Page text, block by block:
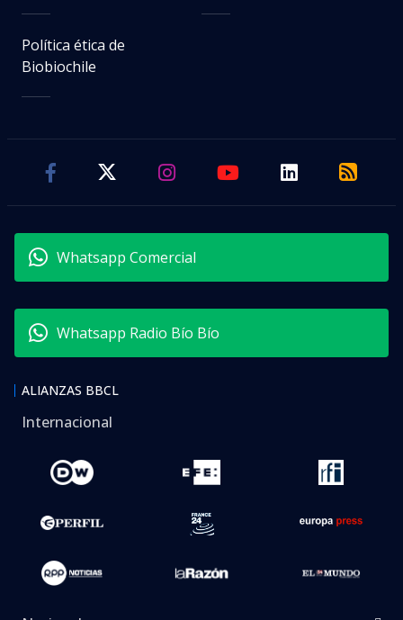
Política ética de
Biobiochile
Whatsapp Comercial
Whatsapp Radio Bío Bío
ALIANZAS BBCL
Internacional